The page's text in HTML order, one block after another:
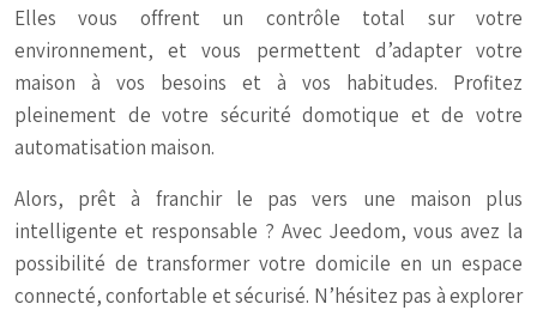
Elles vous offrent un contrôle total sur votre
environnement, et vous permettent d’adapter votre
maison à vos besoins et à vos habitudes. Profitez
pleinement de votre sécurité domotique et de votre
automatisation maison.
Alors, prêt à franchir le pas vers une maison plus
intelligente et responsable ? Avec Jeedom, vous avez la
possibilité de transformer votre domicile en un espace
connecté, confortable et sécurisé. N’hésitez pas à explorer